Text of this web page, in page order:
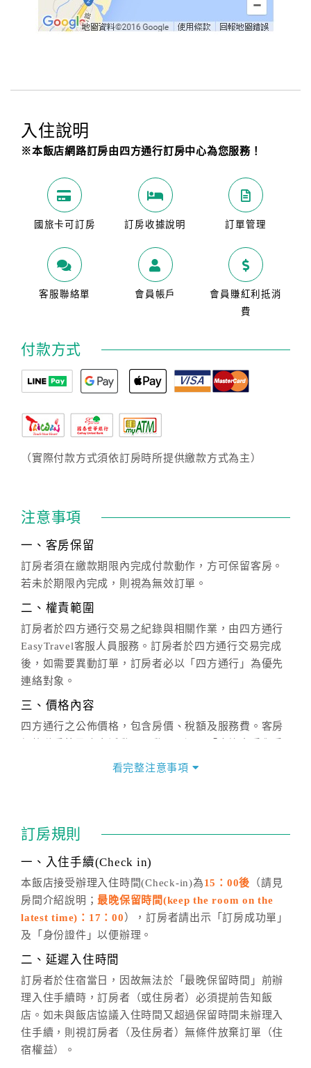
入住說明
※本飯店網路訂房由四方通行訂房中心為您服務！
國旅卡可訂房 訂房收據說明 訂單管理
客服聯絡單 會員帳戶
會員賺紅利抵消
費
付款方式
（實際付款方式須依訂房時所提供繳款方式為主）
注意事項
一、客房保留
訂房者須在繳款期限內完成付款動作，方可保留客房。
若未於期限內完成，則視為無效訂單。
二、權責範圍
訂房者於四方通行交易之紀錄與相關作業，由四方通行
EasyTravel客服人員服務。訂房者於四方通行交易完成
後，如需要異動訂單，訂房者必以「四方通行」為優先
連絡對象。
三、價格內容
四方通行之公佈價格，包含房價、稅額及服務費。客房
價」之當日價格為標準。
話方式異動訂單。
※非客服時間之申辦異動，皆為次日計算及辦理。
五、客服時間
週一至週日，上午9:00～晚上6:00
六、聯絡方式
(07)9682715 。
看完整注意事項
訂房規則
一、入住手續(Check in)
本飯店接受辦理入住時間(Check-in)為15：00後 （請見
房間介紹說明；最晚保留時間(keep the room on the
latest time)：17：00 ），訂房者請出示「訂房成功單」
及「身份證件」以便辦理。
二、延遲入住時間
訂房者於住宿當日，因故無法於「最晚保留時間」前辦
理入住手續時，訂房者（或住房者）必須提前告知飯
店。如未與飯店協議入住時間又超過保留時間未辦理入
住手續，則視訂房者（及住房者）無條件放棄訂單（住
宿權益）。